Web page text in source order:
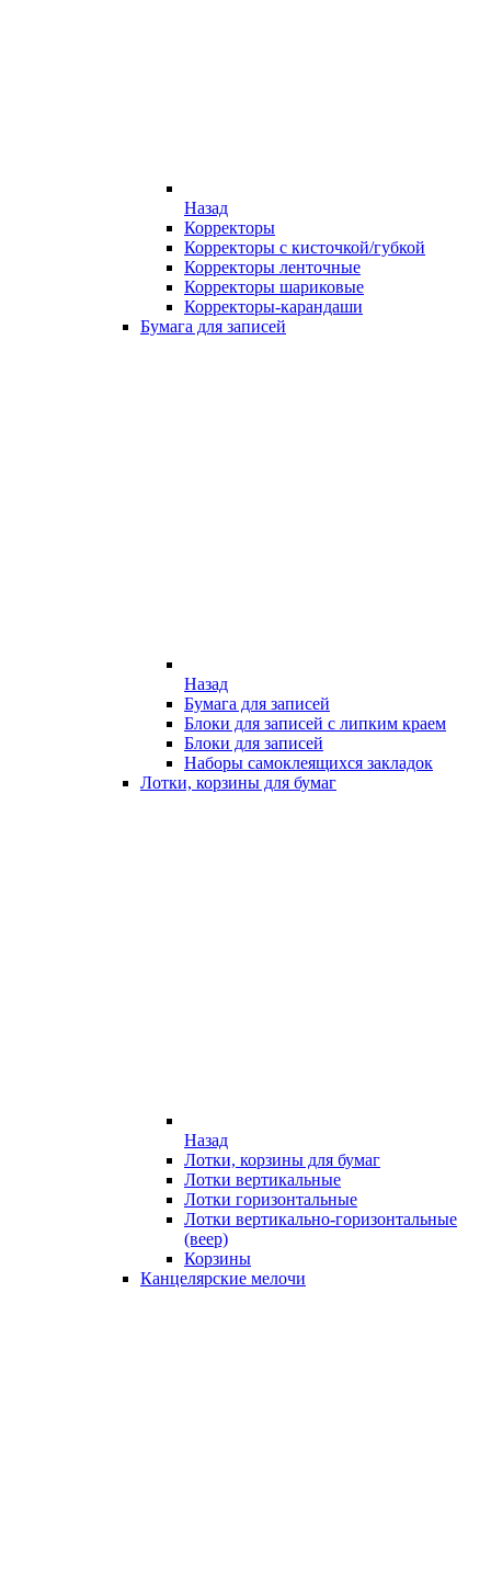
Назад
Корректоры
Корректоры с кисточкой/губкой
Корректоры ленточные
Корректоры шариковые
Корректоры-карандаши
Бумага для записей
Назад
Бумага для записей
Блоки для записей с липким краем
Блоки для записей
Наборы самоклеящихся закладок
Лотки, корзины для бумаг
Назад
Лотки, корзины для бумаг
Лотки вертикальные
Лотки горизонтальные
Лотки вертикально-горизонтальные
(веер)
Корзины
Канцелярские мелочи